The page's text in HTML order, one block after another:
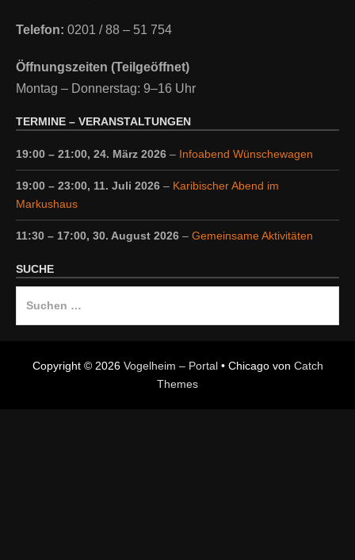
Telefon: 0201 / 88 – 51 754
Öffnungszeiten (Teilgeöffnet)
Montag – Donnerstag: 9–16 Uhr
TERMINE – VERANSTALTUNGEN
19:00 – 21:00, 24. März 2026 – Infoabend Wünschewagen
19:00 – 23:00, 11. Juli 2026 – Karibischer Abend im
Markushaus
11:30 – 17:00, 30. August 2026 – Gemeinsame Aktivitäten
SUCHE
Copyright © 2026 Vogelheim – Portal• Chicago von Catch
Themes